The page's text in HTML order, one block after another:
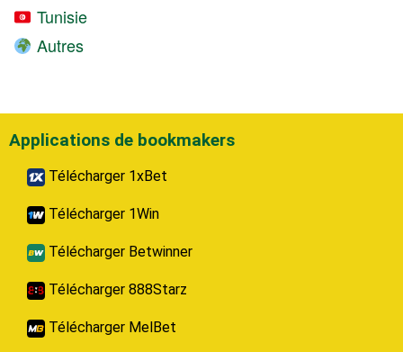
Tunisie
Autres
Applications de bookmakers
Télécharger 1xBet
Télécharger 1Win
Télécharger Betwinner
Télécharger 888Starz
Télécharger MelBet